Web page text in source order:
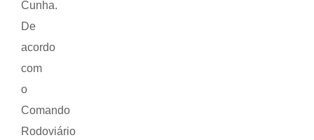
Cunha.
De
acordo
com
o
Comando
Rodoviário